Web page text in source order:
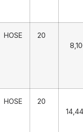
HOSE
20
HOSE
20